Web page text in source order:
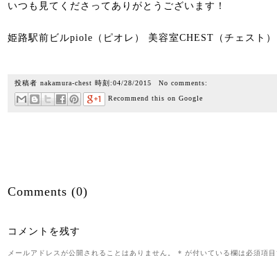
いつも見てくださってありがとうございます！
姫路駅前ビルpiole（ピオレ） 美容室CHEST（チェスト
投稿者 nakamura-chest 時刻:04/28/2015 No comments:
Recommend this on Google
Comments (0)
コメントを残す
メールアドレスが公開されることはありません。 * が付いている欄は必須項